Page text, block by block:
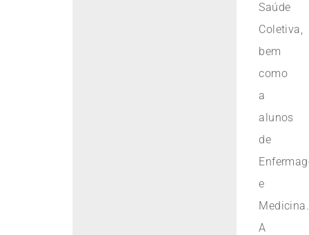
Saúde
Coletiva,
bem
como
a
alunos
de
e
Medicina.
A